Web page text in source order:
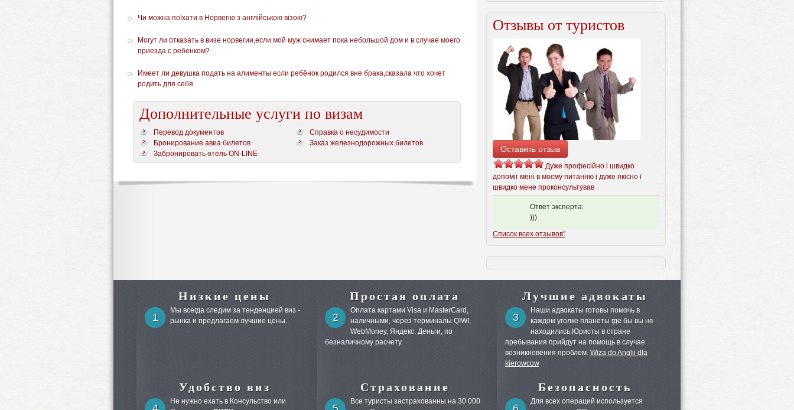
Чи можна поїхати в Норвегію з англійською візою?
Могут ли отказать в визе норвегии,если мой муж снимает пока небольшой дом и в случае моего
приезда с ребенком?
Имеет ли девушка подать на алименты если ребёнок родился вне брака,сказала что хочет
родить для себя.
Дополнительные услуги по визам
Перевод документов
Справка о несудимости
Бронирование авиа билетов
Заказ железнодорожных билетов
Забронировать отель ON-LINE
Отзывы от туристов
Оставить отзыв
Дуже професійно і швидко
допоміг мені в моєму питанню і дуже якісно і
швидко мене проконсультував
Ответ эксперта:
)))
Список всех отзывов"
Низкие цены
1
Мы всегда следим за тенденцией виз -
рынка и предлагаем лучшие цены..
Простая оплата
2
Оплата картами Visa и MasterCard,
наличными, через терминалы QIWI,
WebMoney, Яндекс. Деньги, по
безналичному расчету.
Лучшие адвокаты
3
Наши адвокаты готовы помочь в
каждом уголке планеты где бы вы не
находились.Юристы в стране
пребывания прийдут на помощь в случае
возникновения проблем. Wiza do Anglii dla
kierowcow
Удобство виз
Не нужно ехать в Консульство или
Страхование
Все туристы застрахованны на 30 000
Безопасность
Для всех операций используется